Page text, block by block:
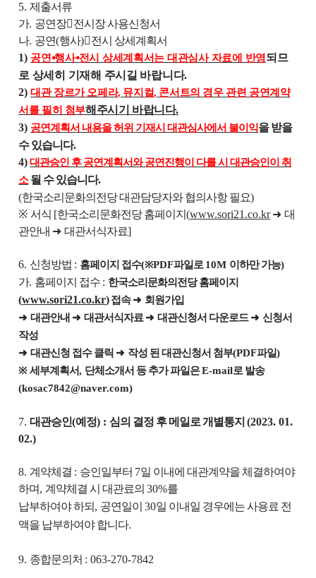
5.제출서류
가. 공연장전시장 사용신청서
나. 공연(행사)전시 상세계획서
1) 공연 ⦁행사⦁전시 상세계획서는 대관심사 자료에 반영되므
로 상세히 기재해 주시길 바랍니다.
2)대관 장르가 오페라, 뮤지컬, 콘서트의 경우 관련 공연계약
서를 필히 첨부해주시기 바랍니다.
3) 공연계획서 내용을 허위 기재시 대관심사에서 불이익을 받을
수 있습니다.
4) 대관승인 후 공연계획서와 공연진행이 다를 시 대관승인이 취
소 될 수 있습니다.
(한국소리문화의전당 대관담당자와 협의사항 필요)
※서식 [한국소리문화전당 홈페이지(www.sori21.co.kr ➜대
관안내 ➜대관서식자료]
6. 신청방법 : 홈페이지 접수(※PDF파일로 10M 이하만 가능)
가. 홈페이지 접수 : 한국소리문화의전당 홈페이지
(www.sori21.co.kr)접속➜ 회원가입
➜대관안내 ➜대관서식자료 ➜대관신청서 다운로드➜신청서
작성
➜대관신청 접수 클릭 ➜ 작성 된 대관신청서 첨부(PDF파일)
※세부계획서, 단체소개서 등 추가 파일은E-mail로 발송
(kosac7842@naver.com)
7.대관승인(예정) : 심의 결정 후 메일로 개별통지 (2023. 01.
02.)
8. 계약체결 : 승인일부터 7일 이내에 대관계약을 체결하여야
하며, 계약체결 시 대관료의30%를
납부하여야 하되 , 공연일이30일 이내일 경우에는 사용료 전
액을 납부하여야 합니다.
9. 종합문의처 : 063-270-7842